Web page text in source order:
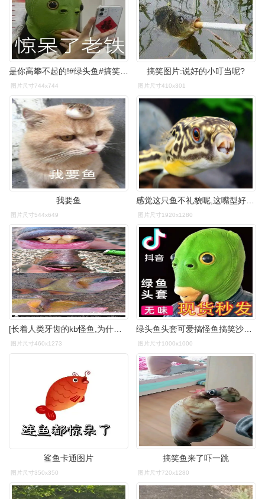
图片尺寸744x744
搞笑图片:说好的小叮当呢?
图片尺寸410x301
我要鱼
图片尺寸544x649 图片尺寸1920x1280
[长着人类牙齿的kb怪鱼,为什么那么逗.
图片尺寸460x1273
绿头鱼头套可爱搞怪鱼搞笑沙雕网红面具鱼人头怪全脸无味表演道具
图片尺寸1000x1000
鲨鱼卡通图片
图片尺寸350x350
搞笑鱼来了吓一跳
图片尺寸720x1280